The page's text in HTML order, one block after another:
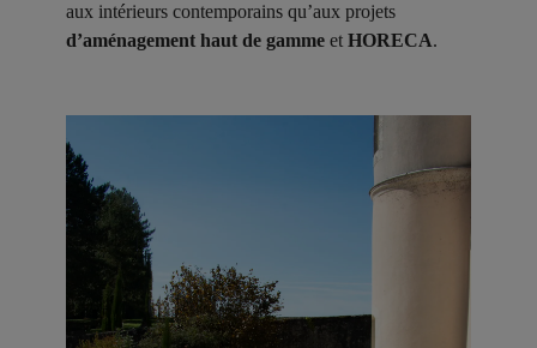
aux intérieurs contemporains qu’aux projets
d’aménagement haut de gamme et HORECA.